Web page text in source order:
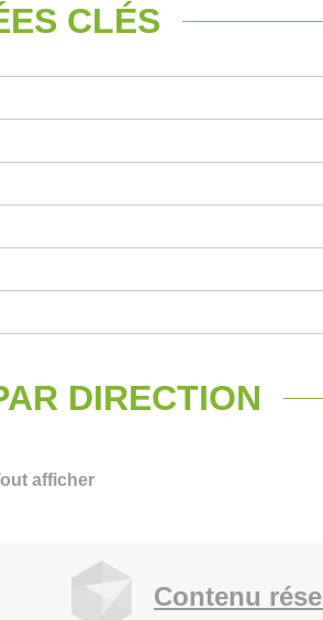
CLÉS
DIRECTION
afficher
Contenu